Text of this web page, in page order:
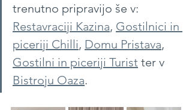
trenutno pripravijo še v:
Restavraciji Kazina, Gostilnici in
piceriji Chilli, Domu Pristava,
Gostilni in piceriji Turist ter v
Bistroju Oaza.